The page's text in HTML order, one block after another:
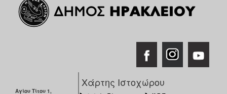
Αγίου Τίτου 1,
Χάρτης Ιστοχώρου